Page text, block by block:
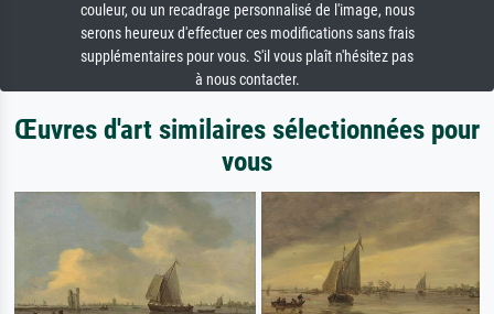
couleur, ou un recadrage personnalisé de l'image, nous
serons heureux d'effectuer ces modifications sans frais
supplémentaires pour vous. S'il vous plaît n'hésitez pas
à nous contacter.
Œuvres d'art similaires sélectionnées pour
vous